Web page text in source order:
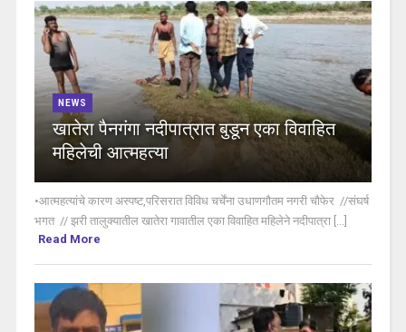
NEWS
खातेरा पैनगंगा नदीपात्रात बुडून एका विवाहित
महिलेची आत्महत्या
•आत्महत्यांचे कारण अस्पष्ट,परिसरात विविध चर्चेंना उधाणगौतम नगरी चौफेर //संघर्ष
भगत // झरी तालुक्यातील खातेरा गावातील एका विवाहित महिलेने नदीपात्रा [...]
Read More